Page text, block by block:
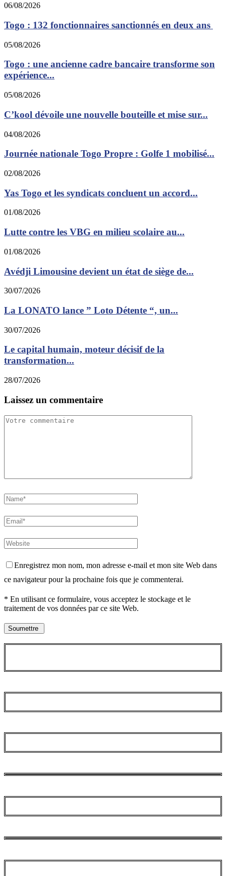
06/08/2026
Togo : 132 fonctionnaires sanctionnés en deux ans
05/08/2026
Togo : une ancienne cadre bancaire transforme son
expérience...
05/08/2026
C’kool dévoile une nouvelle bouteille et mise sur...
04/08/2026
Journée nationale Togo Propre : Golfe 1 mobilisé...
02/08/2026
Yas Togo et les syndicats concluent un accord...
01/08/2026
Lutte contre les VBG en milieu scolaire au...
01/08/2026
Avédji Limousine devient un état de siège de...
30/07/2026
La LONATO lance ” Loto Détente “, un...
30/07/2026
Le capital humain, moteur décisif de la
transformation...
28/07/2026
Laissez un commentaire
Enregistrez mon nom, mon adresse e-mail et mon site Web dans
ce navigateur pour la prochaine fois que je commenterai.
* En utilisant ce formulaire, vous acceptez le stockage et le
traitement de vos données par ce site Web.